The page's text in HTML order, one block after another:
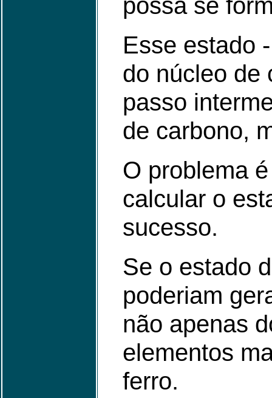
possa se
Esse estado
do núcleo de
passo
de carbono,
O problema
calcular o
sucesso.
Se o estado
poderiam
não apenas
elementos
ferro.